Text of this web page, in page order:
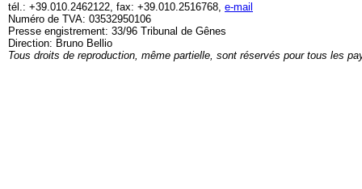
tél.: +39.010.2462122, fax: +39.010.2516768, e-mail
Numéro de TVA: 03532950106
Presse engistrement: 33/96 Tribunal de Gênes
Direction: Bruno Bellio
Tous droits de reproduction, même partielle, sont réservés pour tous les